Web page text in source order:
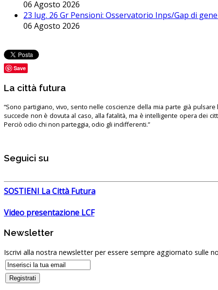
06 Agosto 2026
23 lug. 26 Gr Pensioni: Osservatorio Inps/Gap di
06 Agosto 2026
Save
La città futura
“Sono partigiano, vivo, sento nelle coscienze della mia parte già pulsare
succede non è dovuta al caso, alla fatalità, ma è intelligente opera dei
Perciò odio chi non parteggia, odio gli indifferenti.”
Seguici su
SOSTIENI La Città Futura
Video presentazione LCF
Newsletter
Iscrivi alla nostra newsletter per essere sempre aggiornato sulle